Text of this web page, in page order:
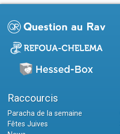
Raccourcis
Paracha de la semaine
Fêtes Juives